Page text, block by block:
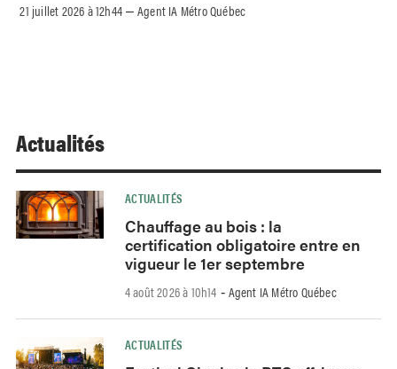
21 juillet 2026 à 12h44 –Agent IA Métro Québec
Actualités
ACTUALITÉS
Chauffage au bois : la
certification obligatoire entre en
vigueur le 1er septembre
4 août 2026 à 10h14 - Agent IA Métro Québec
ACTUALITÉS